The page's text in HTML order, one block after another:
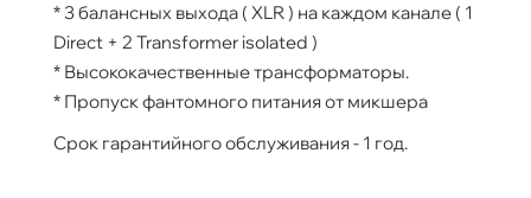
* 3 балансных выхода ( XLR ) на каждом канале ( 1
Direct + 2 Transformer isolated )
* Высококачественные трансформаторы.
* Пропуск фантомного питания от микшера
Срок гарантийного обслуживания - 1 год.